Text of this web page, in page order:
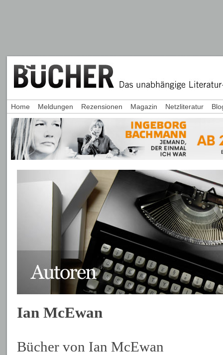
Ian McEwan
Bücher von Ian McEwan
Home Meldungen Rezensionen Magazin Netzliteratur